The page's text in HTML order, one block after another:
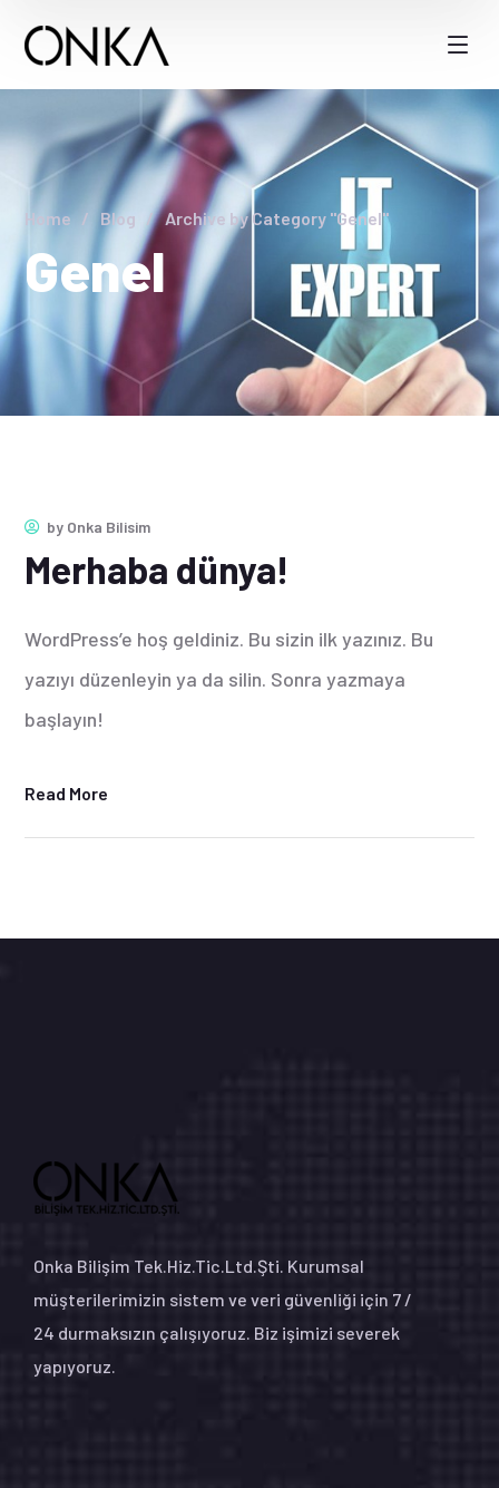
Genel
Home Blog Archive by Category "Genel"
by Onka Bilisim
Merhaba dünya!
WordPress’e hoş geldiniz. Bu sizin ilk yazınız. Bu
yazıyı düzenleyin ya da silin. Sonra yazmaya
başlayın!
Read More
Onka Bilişim Tek.Hiz.Tic.Ltd.Şti. Kurumsal
müşterilerimizin sistem ve veri güvenliği için 7 /
24 durmaksızın çalışıyoruz. Biz işimizi severek
yapıyoruz.